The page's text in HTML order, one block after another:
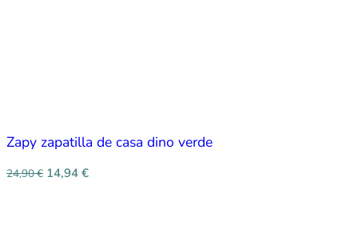
Zapy zapatilla de casa dino verde
24,90€ 14,94 €